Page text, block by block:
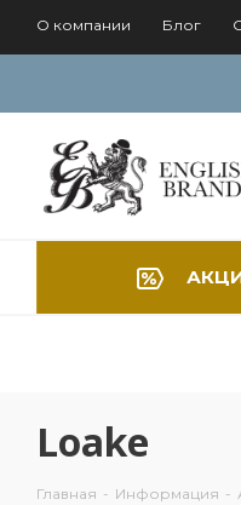
О компании Блог
Loake
Главная - Информация -